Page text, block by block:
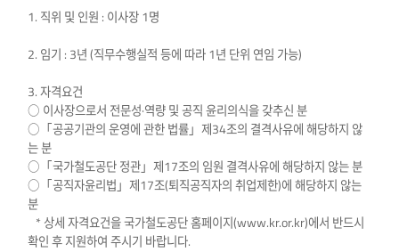
1. 직위 및 인원 : 이사장 1명
2. 임기 : 3년 (직무수행실적 등에 따라 1년 단위 연임 가능)
3. 자격요건
○ 이사장으로서 전문성·역량 및 공직 윤리의식을 갖추신 분
○「공공기관의 운영에 관한 법률」제34조의 결격사유에 해당하지 않
는 분
○「국가철도공단 정관」제17조의 임원 결격사유에 해당하지 않는 분
○「공직자윤리법」제17조(퇴직공직자의 취업제한)에 해당하지 않는
분
* 상세 자격요건을 국가철도공단 홈페이지(www.kr.or.kr)에서 반드시
확인 후 지원하여 주시기 바랍니다.